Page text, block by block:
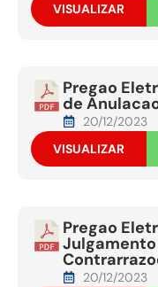
VISUALIZAR
Pregao
de
20/12/2023
VISUALIZAR
Pregao
Julgamento
20/12/2023